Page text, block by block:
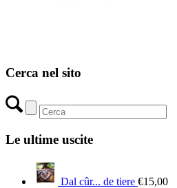
Cerca nel sito
Le ultime uscite
Dal cûr... de tiere €15,00